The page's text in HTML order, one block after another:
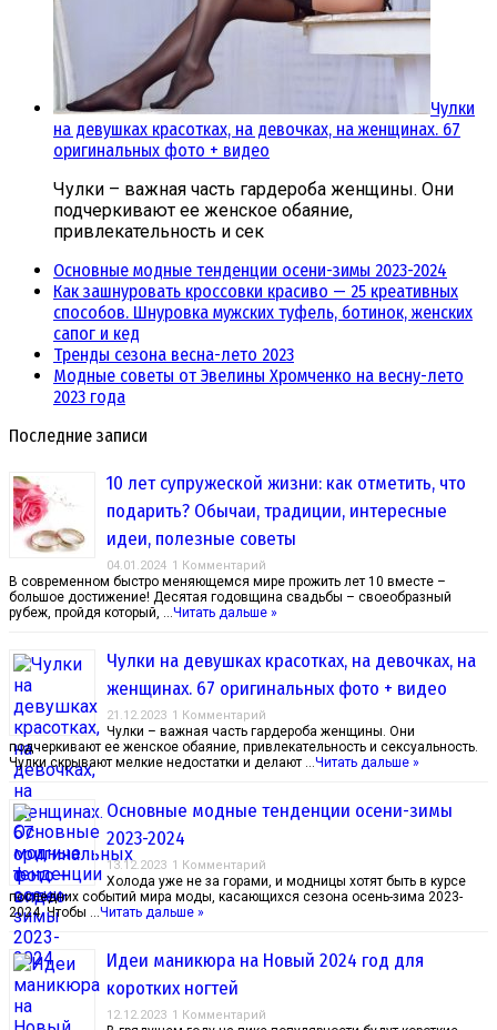
Чулки
на девушках красотках, на девочках, на женщинах. 67
оригинальных фото + видео
Чулки – важная часть гардероба женщины. Они
подчеркивают ее женское обаяние,
привлекательность и сек
Основные модные тенденции осени-зимы 2023-2024
Как зашнуровать кроссовки красиво — 25 креативных
способов. Шнуровка мужских туфель, ботинок, женских
сапог и кед
Тренды сезона весна-лето 2023
Модные советы от Эвелины Хромченко на весну-лето
2023 года
Последние записи
10 лет супружеской жизни: как отметить, что
подарить? Обычаи, традиции, интересные
идеи, полезные советы
04.01.2024 1 Комментарий
В современном быстро меняющемся мире прожить лет 10 вместе –
большое достижение! Десятая годовщина свадьбы – своеобразный
рубеж, пройдя который, …Читать дальше »
Чулки на девушках красотках, на девочках, на
женщинах. 67 оригинальных фото + видео
21.12.2023 1 Комментарий
Чулки – важная часть гардероба женщины. Они
подчеркивают ее женское обаяние, привлекательность и сексуальность.
Чулки скрывают мелкие недостатки и делают …Читать дальше »
Основные модные тенденции осени-зимы
2023-2024
13.12.2023 1 Комментарий
Холода уже не за горами, и модницы хотят быть в курсе
последних событий мира моды, касающихся сезона осень-зима 2023-
2024. Чтобы …Читать дальше »
Идеи маникюра на Новый 2024 год для
коротких ногтей
12.12.2023 1 Комментарий